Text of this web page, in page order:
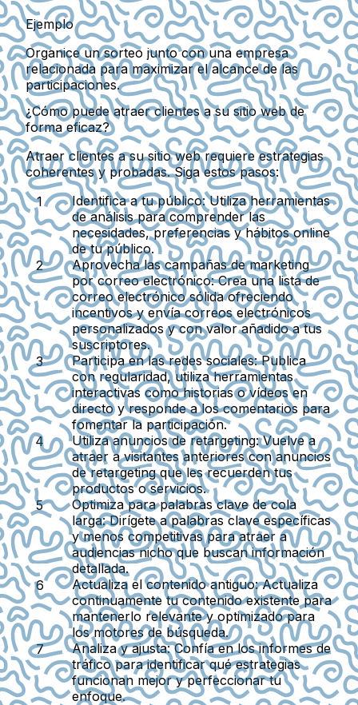
Ejemplo
Organice un sorteo junto con una empresa
relacionada para maximizar el alcance de las
participaciones.
¿Cómo puede atraer clientes a su sitio web de
forma eficaz?
Atraer clientes a su sitio web requiere estrategias
coherentes y probadas. Siga estos pasos:
Identifica a tu público:Utiliza herramientas
de análisis para comprender las
necesidades, preferencias y hábitos online
de tu público.
Aprovecha las campañas de marketing
por correo electrónico:Crea una lista de
correo electrónico sólida ofreciendo
incentivos y envía correos electrónicos
personalizados y con valor añadido a tus
suscriptores.
Participa en las redes sociales:Publica
con regularidad, utiliza herramientas
interactivas como historias o vídeos en
directo y responde a los comentarios para
fomentar la participación.
Utiliza anuncios de retargeting:Vuelve a
atraer a visitantes anteriores con anuncios
de retargeting que les recuerden tus
productos o servicios.
Optimiza para palabras clave de cola
larga:Dirígete a palabras clave específicas
y menos competitivas para atraer a
audiencias nicho que buscan información
detallada.
Actualiza el contenido antiguo:Actualiza
continuamente tu contenido existente para
mantenerlo relevante y optimizado para
los motores de búsqueda.
Analiza y ajusta:Confía en los informes de
tráfico para identificar qué estrategias
funcionan mejor y perfeccionar tu
enfoque.